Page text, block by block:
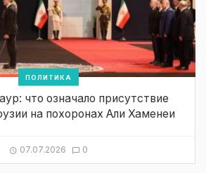
ПОЛИТИКА
что означало присутствие
на похоронах Али Хаменеи
07.07.2026 0